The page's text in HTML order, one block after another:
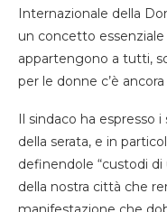
Internazionale della
un concetto
appartengono a tutti,
per le donne c’è
Il sindaco ha espresso
della serata, e in
definendole “custodi
della nostra città che